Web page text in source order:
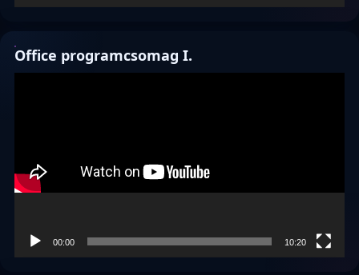
Office programcsomag I.
00:00 10:20